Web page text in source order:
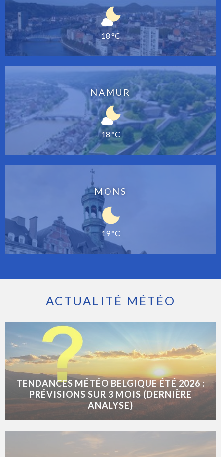
18 °C
NAMUR
18 °C
MONS
19 °C
ACTUALITÉ MÉTÉO
TENDANCES MÉTÉO BELGIQUE ÉTÉ 2026 :
PRÉVISIONS SUR 3 MOIS (DERNIÈRE
ANALYSE)